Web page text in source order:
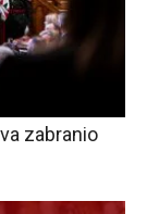
zabranio